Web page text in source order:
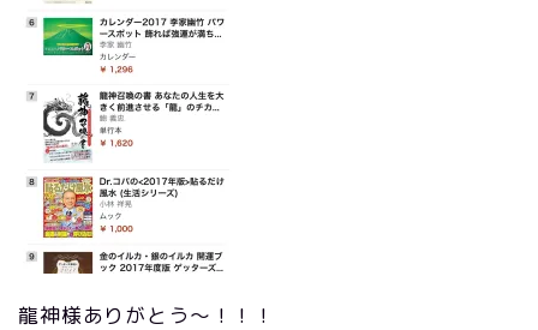
龍神様ありがとう〜！！！